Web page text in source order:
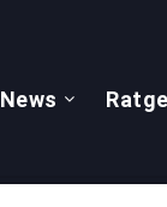
News